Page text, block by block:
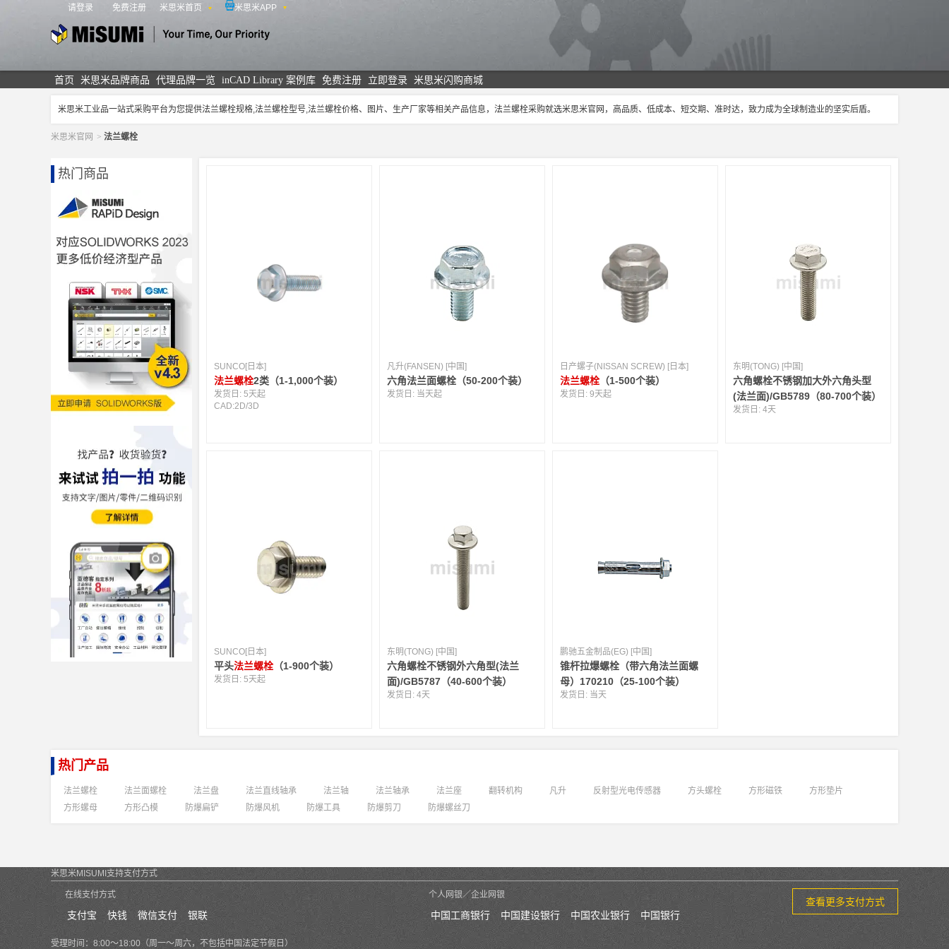
请登录 免费注册 米思米首页 米思米APP
首页 米思米品牌商品 代理品牌一览 inCAD Library 案例库 免费注册 立即登录 米思米闪购商城
米思米工业品一站式采购平台为您提供法兰螺栓规格,法兰螺栓型号,法兰螺栓价格、图片、生产厂家等相关产品信息，法兰螺栓采购就选米思米官网，高品质、低成本、短交期、准时达，致力成为全球制造业的坚实后盾。
米思米官网 > 法兰螺栓
热门商品
SUNCO[日本]
法兰螺栓2类（1-1,000个装）
发货日:5天起
CAD:2D/3D
凡升(FANSEN) [中国]
六角法兰面螺栓（50-200个装）
发货日: 当天起
日产螺子(NISSAN SCREW) [日本]
法兰螺栓 （1-500个装）
发货日:9天起
东明(TONG) [中国]
六角螺栓不锈钢加大外六角头型
(法兰面)/GB5789（80-700个装）
发货日:4天
SUNCO[日本]
平头法兰螺栓 （1-900个装）
发货日:5天起
东明(TONG) [中国]
六角螺栓不锈钢外六角型(法兰
面)/GB5787（40-600个装）
发货日:4天
鹏驰五金制品(EG) [中国]
锥杆拉爆螺栓（带六角法兰面螺
母）170210（25-100个装）
发货日: 当天
热门产品
法兰螺栓 法兰面螺栓 法兰盘 法兰直线轴承 法兰轴 法兰轴承 法兰座 翻转机构 凡升 反射型光电传感器 方头螺栓 方形磁铁
方形垫片
方形螺母
方形凸模 防爆扁铲 防爆风机 防爆工具 防爆剪刀 防爆螺丝刀
米思米MISUMI支持支付方式
在线支付方式
支付宝 快钱 微信支付 银联
个人网银／企业网银
中国工商银行 中国建设银行 中国农业银行 中国银行
查看更多支付方式
受理时间：8:00～18:00（周一～周六，不包括中国法定节假日）